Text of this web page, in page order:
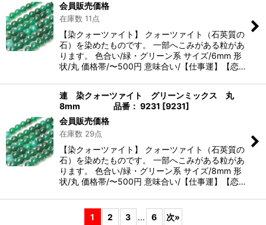
会員販売価格
在庫数 11点
【染クォーツァイト】 クォーツァイト（石英質の
石）を染めたものです。 一部へこみがある粒があ
ります。 色合い/緑・グリーン系 サイズ/6mm 形
状/丸 価格帯/〜500円 意味合い/【仕事運】【恋…
連 染クォーツァイト グリーンミックス 丸
8mm 品番： 9231 [9231]
会員販売価格
在庫数 29点
【染クォーツァイト】 クォーツァイト（石英質の
石）を染めたものです。 一部へこみがある粒があ
ります。 色合い/緑・グリーン系 サイズ/8mm 形
状/丸 価格帯/〜500円 意味合い/【仕事運】【恋…
1 2 3 ... 6 次»